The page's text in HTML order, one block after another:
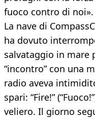
fuoco contro di noi».
La nave di
ha dovuto
salvataggio in mare
“incontro” con una
radio aveva
spari: “Fire!”
veliero. Il giorno